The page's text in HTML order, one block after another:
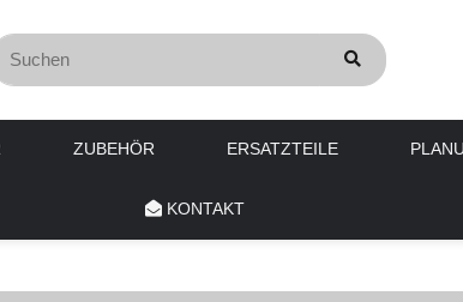
ZUBEHÖR ERSATZTEILE
KONTAKT